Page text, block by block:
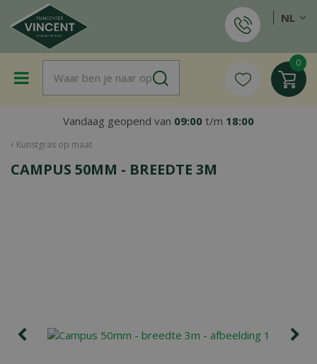
a
Kunstgras op maat
Vandaag geopend van 09:00 t/m 18:00
NL
CAMPUS 50MM - BREEDTE 3M